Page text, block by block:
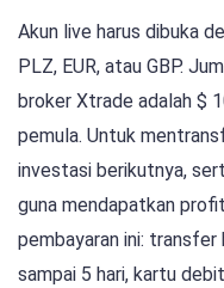
Akun live harus dibuka
PLZ, EUR, atau GBP.
broker Xtrade adalah $
pemula. Untuk
investasi berikutnya,
guna mendapatkan
pembayaran ini:
sampai 5 hari, kartu